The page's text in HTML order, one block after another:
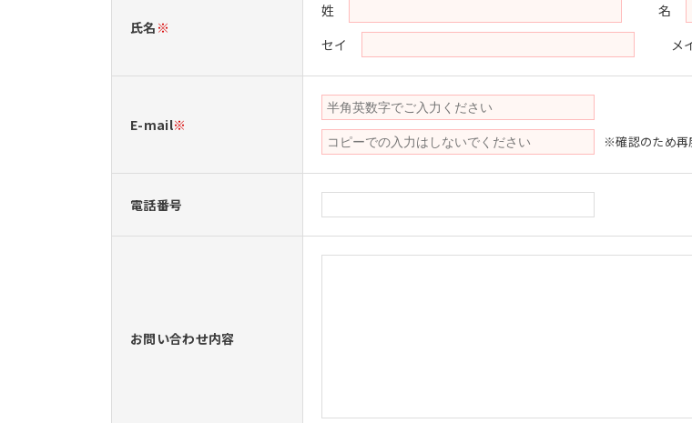
氏名 ※
姓
名
セイ
メ
E-mail※
※確認のため再
電話番号
お問い合わせ内容